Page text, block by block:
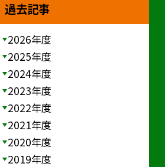
過去記事
2026年度
2025年度
2024年度
2023年度
2022年度
2021年度
2020年度
2019年度